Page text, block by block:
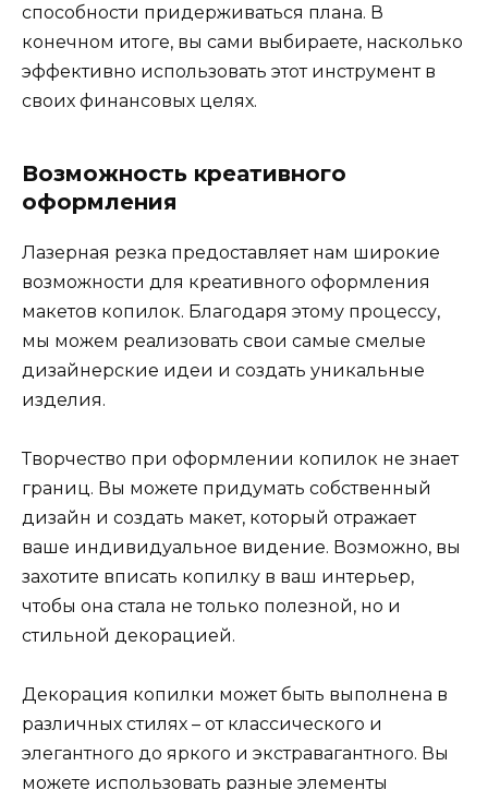
способности придерживаться плана. В
конечном итоге, вы сами выбираете, насколько
эффективно использовать этот инструмент в
своих финансовых целях.
Возможность креативного
оформления
Лазерная резка предоставляет нам широкие
возможности для креативного оформления
макетов копилок. Благодаря этому процессу,
мы можем реализовать свои самые смелые
дизайнерские идеи и создать уникальные
изделия.
Творчество при оформлении копилок не знает
границ. Вы можете придумать собственный
дизайн и создать макет, который отражает
ваше индивидуальное видение. Возможно, вы
захотите вписать копилку в ваш интерьер,
чтобы она стала не только полезной, но и
стильной декорацией.
Декорация копилки может быть выполнена в
различных стилях – от классического и
элегантного до яркого и экстравагантного. Вы
можете использовать разные элементы